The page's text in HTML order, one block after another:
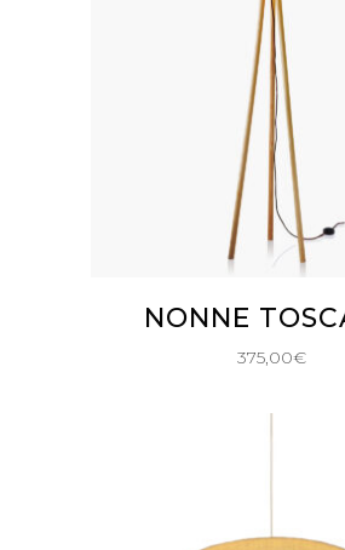
AJOUTER AU
NONNE
375,00€